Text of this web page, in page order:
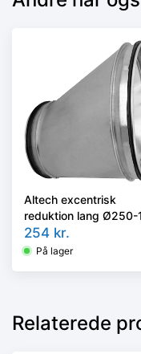
Altech excentrisk
reduktion lang Ø250-
RER-250-160
nippel/nippel
254 kr.
På lager
Relaterede